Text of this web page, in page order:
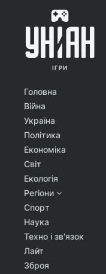
ІГРИ
Головна
Війна
Україна
Політика
Економіка
Світ
Екологія
Регіони
Спорт
Наука
Техно і зв'язок
Лайт
Зброя